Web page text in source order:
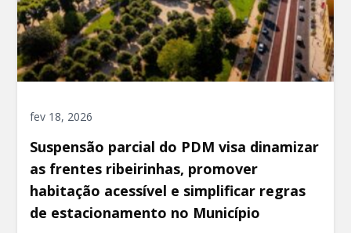
fev 18, 2026
Suspensão parcial do PDM visa dinamizar
as frentes ribeirinhas, promover
habitação acessível e simplificar regras
de estacionamento no Município